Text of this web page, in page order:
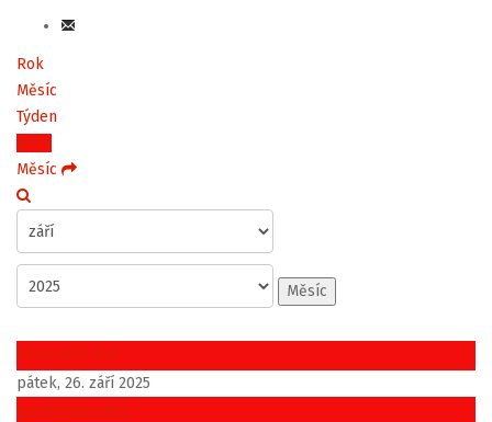
Rok
Měsíc
Týden
Dnes
Měsíc
Měsíc
Předchozí den
pátek, 26. září 2025
Následující den